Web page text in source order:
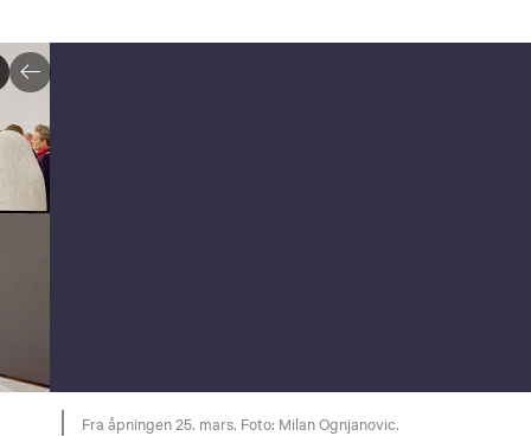
Fra åpningen 25. mars. Foto: Milan Ognjanovic.